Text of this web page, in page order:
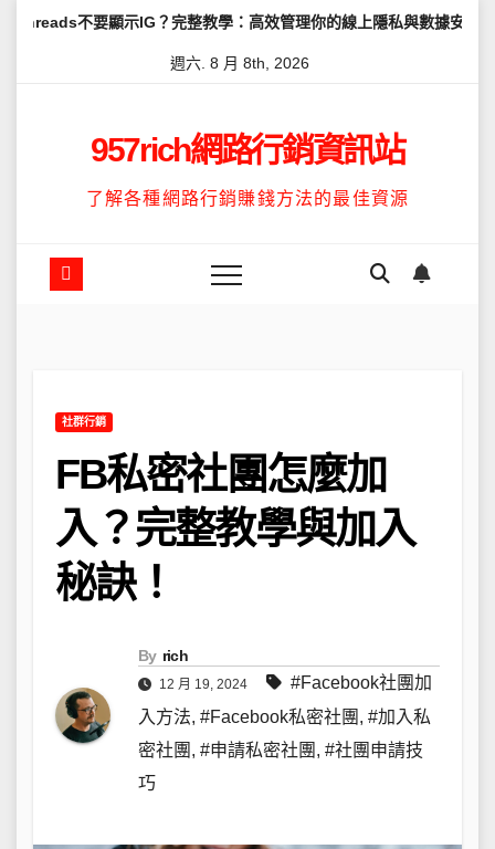
IG？完整教學：高效管理你的線上隱私與數據安全 怎麼讓
週六. 8 月 8th, 2026
957rich網路行銷資訊站
了解各種網路行銷賺錢方法的最佳資源
社群行銷
FB私密社團怎麼加
入？完整教學與加入
秘訣！
By rich
12 月 19, 2024
#Facebook社團加
入方法, #Facebook私密社團 , #加入私
密社團 , #申請私密社團 , #社團申請技
巧